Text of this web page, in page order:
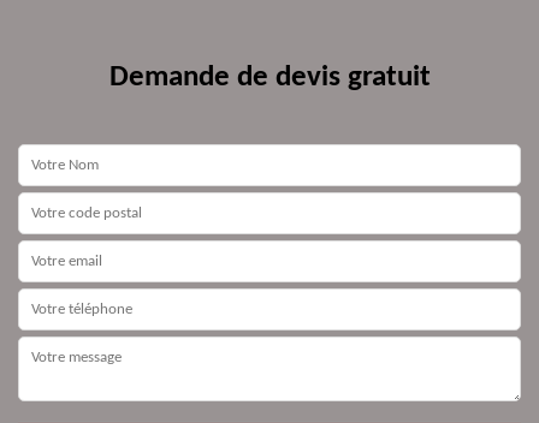
Demande de devis gratuit